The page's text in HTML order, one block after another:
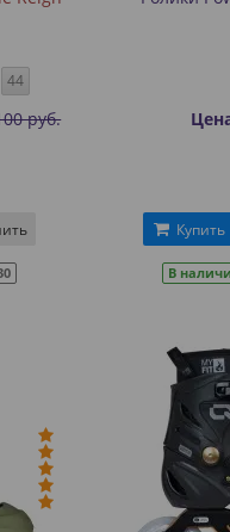
44
руб.
Купить
В